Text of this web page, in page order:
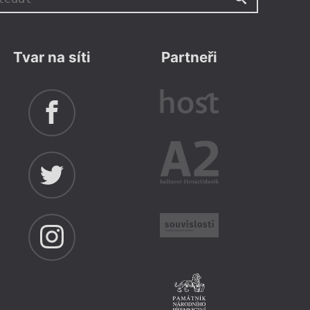
Tvar na síti Partneři